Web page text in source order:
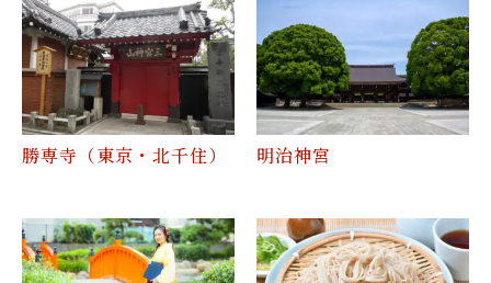
勝専寺（東京・北千住） 明治神宮